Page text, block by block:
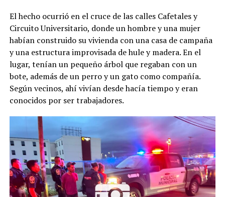
El hecho ocurrió en el cruce de las calles Cafetales y
Circuito Universitario, donde un hombre y una mujer
habían construido su vivienda con una casa de campaña
y una estructura improvisada de hule y madera. En el
lugar, tenían un pequeño árbol que regaban con un
bote, además de un perro y un gato como compañía.
Según vecinos, ahí vivían desde hacía tiempo y eran
conocidos por ser trabajadores.